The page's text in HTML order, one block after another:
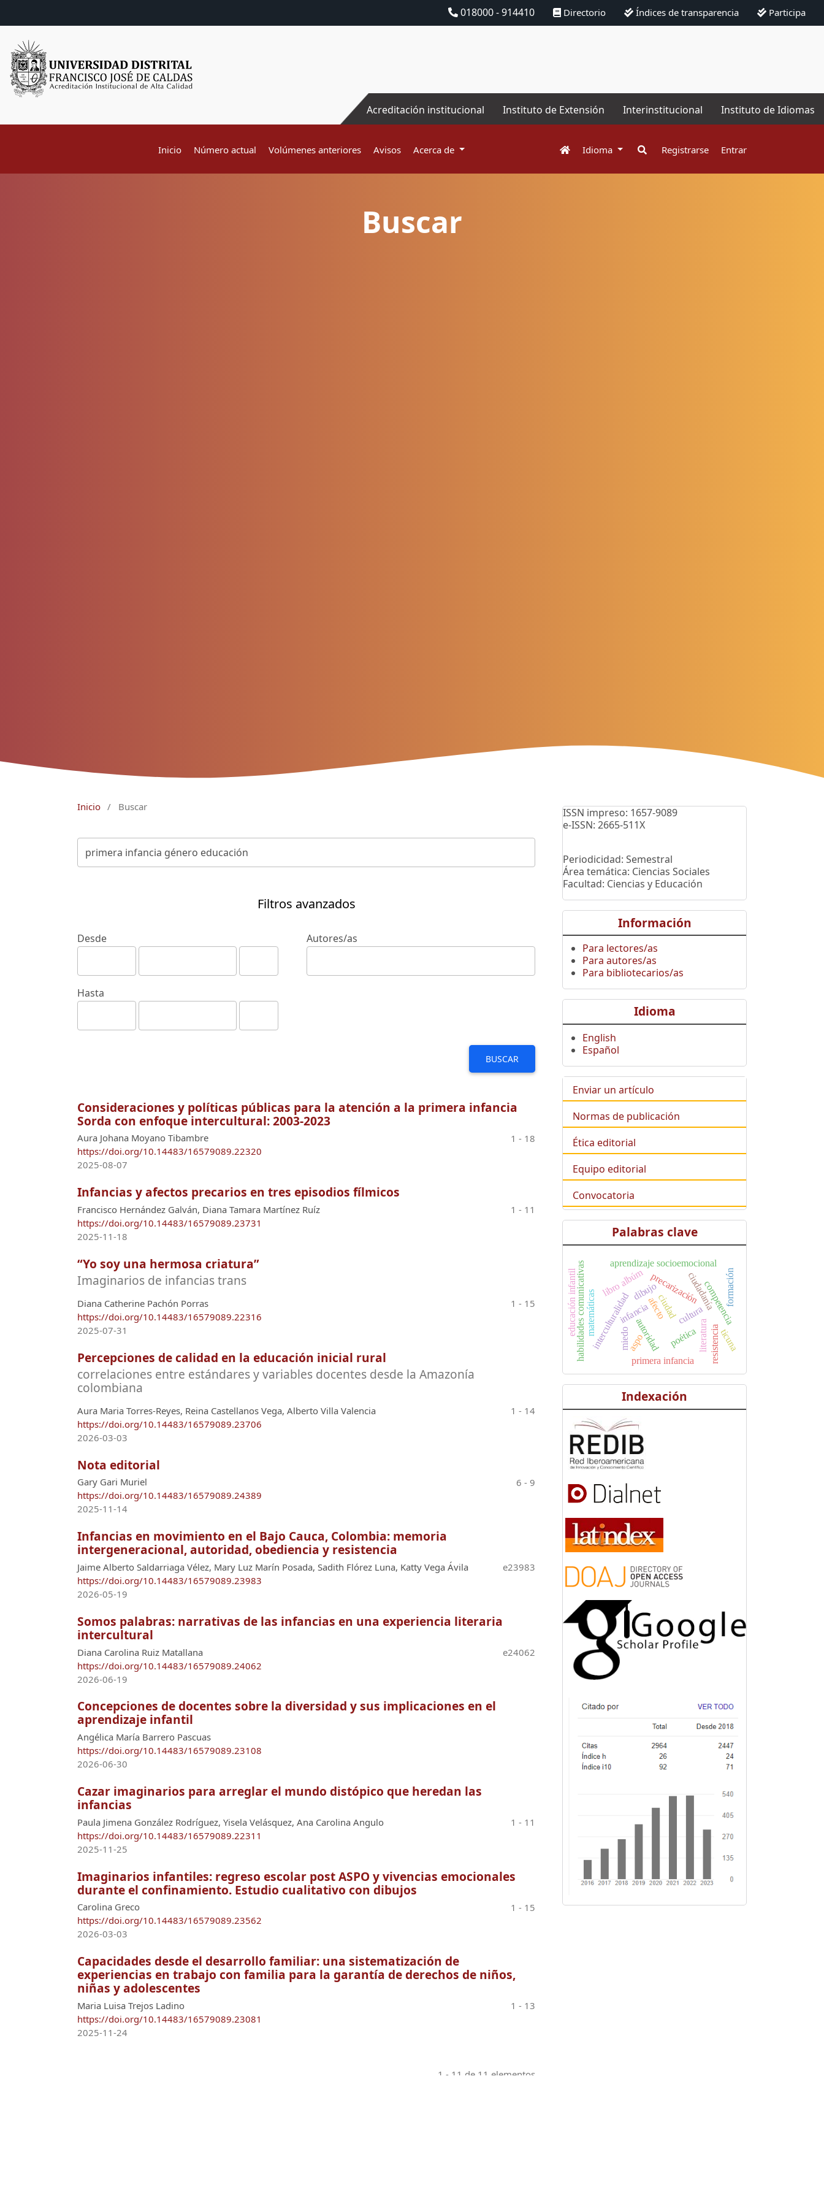
018000 - 914410 Directorio Índices de transparencia Participa
Acreditación institucional Instituto de Extensión Interinstitucional Instituto de Idiomas
Inicio Número actual Volúmenes anteriores Avisos Acerca de Idioma Registrarse Entrar
Buscar
Inicio / Buscar
Filtros avanzados
Desde
Hasta
Autores/as
BUSCAR
Consideraciones y políticas públicas para la atención a la primera infancia
Sorda con enfoque intercultural: 2003-2023
Aura Johana Moyano Tibambre
https://doi.org/10.14483/16579089.22320
1 - 18
2025-08-07
Infancias y afectos precarios en tres episodios fílmicos
Francisco Hernández Galván, Diana Tamara Martínez Ruíz
https://doi.org/10.14483/16579089.23731
1 - 11
2025-11-18
“Yo soy una hermosa criatura”
Imaginarios de infancias trans
Diana Catherine Pachón Porras
https://doi.org/10.14483/16579089.22316
1 - 15
2025-07-31
Percepciones de calidad en la educación inicial rural
correlaciones entre estándares y variables docentes desde la Amazonía
colombiana
Aura Maria Torres-Reyes, Reina Castellanos Vega, Alberto Villa Valencia
https://doi.org/10.14483/16579089.23706
1 - 14
2026-03-03
Nota editorial
Gary Gari Muriel
https://doi.org/10.14483/16579089.24389
6 - 9
2025-11-14
Infancias en movimiento en el Bajo Cauca, Colombia: memoria
intergeneracional, autoridad, obediencia y resistencia
Jaime Alberto Saldarriaga Vélez, Mary Luz Marín Posada, Sadith Flórez Luna, Katty Vega Ávila
https://doi.org/10.14483/16579089.23983
e23983
2026-05-19
Somos palabras: narrativas de las infancias en una experiencia literaria
intercultural
Diana Carolina Ruiz Matallana
https://doi.org/10.14483/16579089.24062
e24062
2026-06-19
Concepciones de docentes sobre la diversidad y sus implicaciones en el
aprendizaje infantil
Angélica María Barrero Pascuas
https://doi.org/10.14483/16579089.23108
2026-06-30
Cazar imaginarios para arreglar el mundo distópico que heredan las
infancias
Paula Jimena González Rodríguez, Yisela Velásquez, Ana Carolina Angulo
https://doi.org/10.14483/16579089.22311
1 - 11
2025-11-25
Imaginarios infantiles: regreso escolar post ASPO y vivencias emocionales
durante el confinamiento. Estudio cualitativo con dibujos
Carolina Greco
https://doi.org/10.14483/16579089.23562
1 - 15
2026-03-03
Capacidades desde el desarrollo familiar: una sistematización de
experiencias en trabajo con familia para la garantía de derechos de niños,
niñas y adolescentes
Maria Luisa Trejos Ladino
https://doi.org/10.14483/16579089.23081
1 - 13
2025-11-24
1 - 11 de 11 elementos
ISSN impreso: 1657-9089
e-ISSN: 2665-511X
Periodicidad: Semestral
Área temática: Ciencias Sociales
Facultad: Ciencias y Educación
Información
Para lectores/as
Para autores/as
Para bibliotecarios/as
Idioma
English
Español
Enviar un artículo
Normas de publicación
Ética editorial
Equipo editorial
Convocatoria
Palabras clave
ciudad ciudadanía
poética
infancia cultura
interculturalidad literatura
competencia
habilidades comunicativas miedo
matemáticas
educación infantil libro albúm
aprendizaje socioemocional
autoridad resistencia
precarización
afecto
primera infancia
aspo
dibujo
ticuna
formación
Indexación